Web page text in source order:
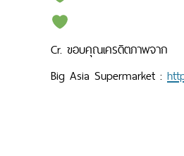
Cr. ขอบคุณเครดิตภาพจาก
Big Asia Supermarket :